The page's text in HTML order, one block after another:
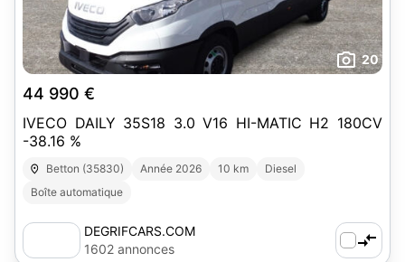
20
44 990 €
IVECO DAILY 35S18 3.0 V16 HI-MATIC H2 180CV
-38.16 %
Betton (35830) Année 2026 10 km
Diesel
Boîte automatique
DEGRIFCARS.COM
1602 annonces